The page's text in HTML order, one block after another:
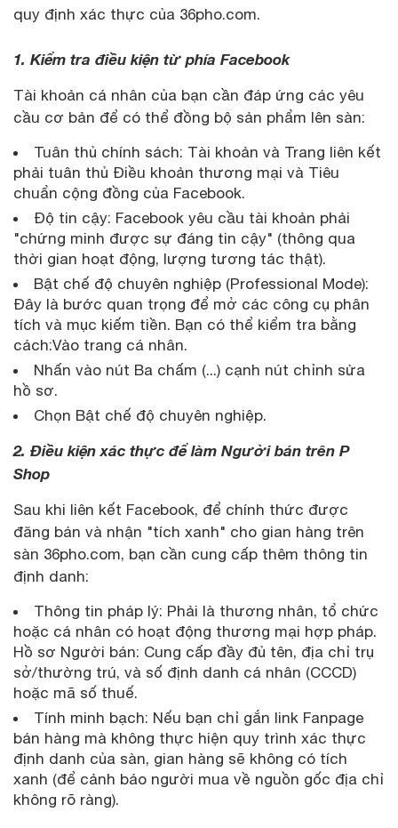
quy định xác thực của 36pho.com.
1. Kiểm tra điều kiện từ phía Facebook
Tài khoản cá nhân của bạn cần đáp ứng các yêu
cầu cơ bản để có thể đồng bộ sản phẩm lên sàn:
Tuân thủ chính sách: Tài khoản và Trang liên kết
phải tuân thủ Điều khoản thương mại và Tiêu
chuẩn cộng đồng của Facebook.
Độ tin cậy: Facebook yêu cầu tài khoản phải
"chứng minh được sự đáng tin cậy" (thông qua
thời gian hoạt động, lượng tương tác thật).
Bật chế độ chuyên nghiệp (Professional Mode):
Đây là bước quan trọng để mở các công cụ phân
tích và mục kiếm tiền. Bạn có thể kiểm tra bằng
cách:Vào trang cá nhân.
Nhấn vào nút Ba chấm (...) cạnh nút chỉnh sửa
hồ sơ.
Chọn Bật chế độ chuyên nghiệp.
2. Điều kiện xác thực để làm Người bán trên P
Shop
Sau khi liên kết Facebook, để chính thức được
đăng bán và nhận "tích xanh" cho gian hàng trên
sàn 36pho.com, bạn cần cung cấp thêm thông tin
định danh:
Thông tin pháp lý: Phải là thương nhân, tổ chức
hoặc cá nhân có hoạt động thương mại hợp pháp.
Hồ sơ Người bán: Cung cấp đầy đủ tên, địa chỉ trụ
sở/thường trú, và số định danh cá nhân (CCCD)
hoặc mã số thuế.
Tính minh bạch: Nếu bạn chỉ gắn link Fanpage
bán hàng mà không thực hiện quy trình xác thực
định danh của sàn, gian hàng sẽ không có tích
xanh (để cảnh báo người mua về nguồn gốc địa chỉ
không rõ ràng).